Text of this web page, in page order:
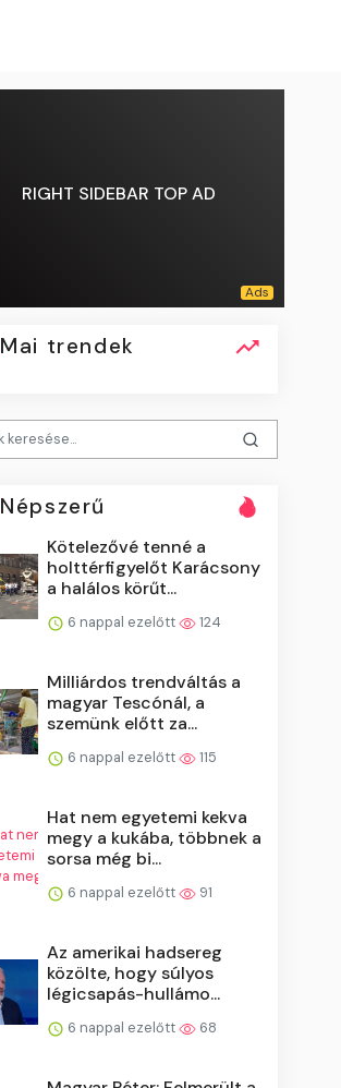
RIGHT SIDEBAR TOP AD
Mai trendek
Népszerű
Kötelezővé tenné a
holttérfigyelőt Karácsony
a halálos körűt...
6 nappal ezelőtt 124
Milliárdos trendváltás a
magyar Tescónál, a
szemünk előtt za...
6 nappal ezelőtt 115
Hat nem egyetemi kekva
megy a kukába, többnek a
sorsa még bi...
6 nappal ezelőtt 91
Az amerikai hadsereg
közölte, hogy súlyos
légicsapás-hullámo...
6 nappal ezelőtt 68